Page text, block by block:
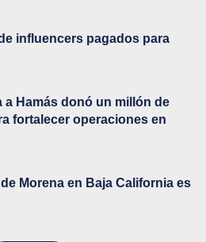
influencers pagados para
Hamás donó un millón de
fortalecer operaciones en
Morena en Baja California es